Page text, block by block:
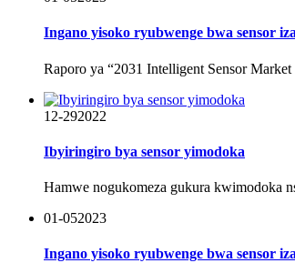
Ingano yisoko ryubwenge bwa sensor
Raporo ya “2031 Intelligent Sensor
12-292022
Ibyiringiro bya sensor yimodoka
Hamwe nogukomeza gukura kwimodoka
01-052023
Ingano yisoko ryubwenge bwa sensor